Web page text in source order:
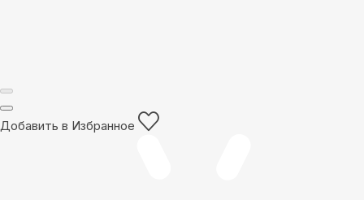
Добавить в Избранное